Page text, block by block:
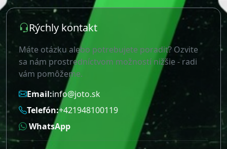
Rýchly kontakt
Máte otázku alebo potrebujete poradiť? Ozvite
sa nám prostredníctvom možností nižšie - radi
vám pomôžeme.
Email:info@joto.sk
Telefón:+421948100119
WhatsApp